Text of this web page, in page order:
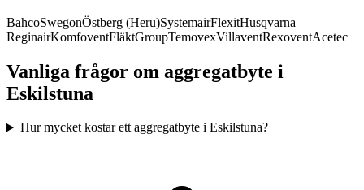
BahcoSwegonÖstberg (Heru)SystemairFlexitHusqvarna
ReginairKomfoventFläktGroupTemovexVillaventRexoventAcetec
Vanliga frågor om aggregatbyte i
Eskilstuna
Hur mycket kostar ett aggregatbyte i Eskilstuna?